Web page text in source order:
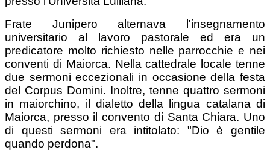
Frate Junipero alternava l'insegnamento
universitario al lavoro pastorale ed era un
predicatore molto richiesto nelle parrocchie e nei
conventi di Maiorca. Nella cattedrale locale tenne
due sermoni eccezionali in occasione della festa
del Corpus Domini. Inoltre, tenne quattro sermoni
in maiorchino, il dialetto della lingua catalana di
Maiorca, presso il convento di Santa Chiara. Uno
di questi sermoni era intitolato: "Dio è gentile
quando perdona".